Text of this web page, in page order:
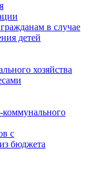
в случае
детей
хозяйства
с
бюджета